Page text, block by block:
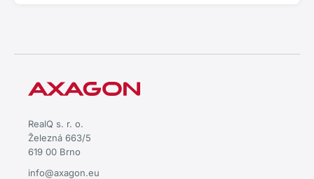
RealQ s. r. o.
Železná 663/5
619 00 Brno
info@axagon.eu